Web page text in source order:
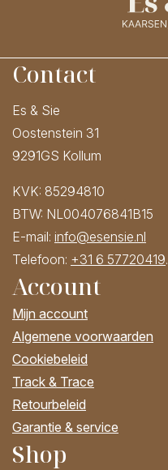
Contact
Es & Sie
Oostenstein 31
9291GS Kollum
KVK: 85294810
BTW: NL004076841B15
E-mail: info@esensie.nl
Telefoon: +31 6 57720419.
Account
Mijn account
Algemene voorwaarden
Cookiebeleid
Track & Trace
Retourbeleid
Garantie & service
Shop